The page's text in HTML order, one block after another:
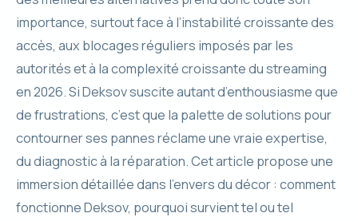
importance, surtout face à l’instabilité croissante des
accès, aux blocages réguliers imposés par les
autorités et à la complexité croissante du streaming
en 2026. Si Deksov suscite autant d’enthousiasme que
de frustrations, c’est que la palette de solutions pour
contourner ses pannes réclame une vraie expertise,
du diagnostic à la réparation. Cet article propose une
immersion détaillée dans l’envers du décor : comment
fonctionne Deksov, pourquoi survient tel ou tel